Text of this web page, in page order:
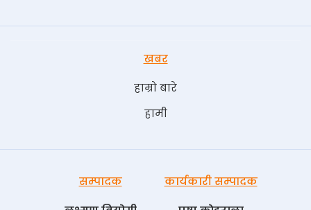
खबर
हाम्रो बारे
हामी
सम्पादक
कार्यकारी सम्पादक